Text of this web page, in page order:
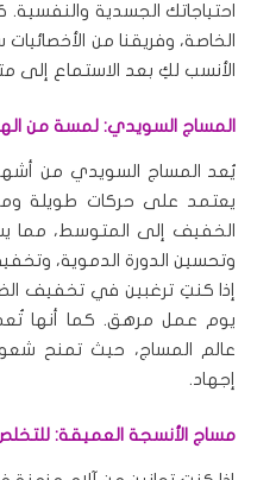
احتياجاتك الجسدية
الخاصة، وفريقنا من
الأنسب لكِ بعد الاستماع إلى
المساج السويدي: لمسة من
يُعد المساج السويدي من أشهر
يعتمد على حركات طويلة
الخفيف إلى المتوسط، مما
وتحسين الدورة الدموية،
إذا كنتِ ترغبين في تخفيف
يوم عمل مرهق. كما أنها تُعد
عالم المساج، حيث تمنح
إجهاد.
مساج الأنسجة العميقة: للتخلص